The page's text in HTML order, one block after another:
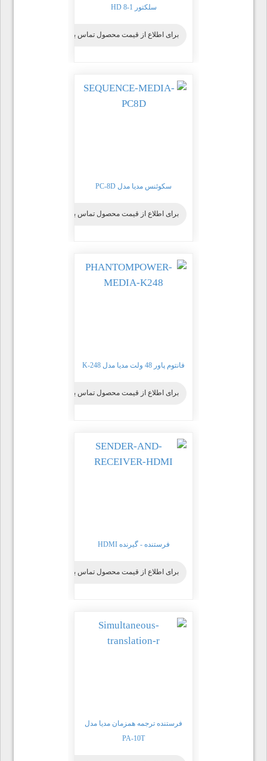
سلکتور HD 8-1
برای اطلاع از قیمت محصول تماس بگیرید
سکوئنس مدیا مدل PC-8D
برای اطلاع از قیمت محصول تماس بگیرید
فانتوم پاور 48 ولت مدیا مدل K-248
برای اطلاع از قیمت محصول تماس بگیرید
فرستنده - گیرنده HDMI
برای اطلاع از قیمت محصول تماس بگیرید
فرستنده ترجمه همزمان مدیا مدل
PA-10T